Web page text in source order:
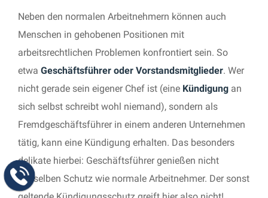
Neben den normalen Arbeitnehmern können auch
Menschen in gehobenen Positionen mit
arbeitsrechtlichen Problemen konfrontiert sein. So
etwa Geschäftsführer oder Vorstandsmitglieder. Wer
nicht gerade sein eigener Chef ist (eine Kündigung an
sich selbst schreibt wohl niemand), sondern als
Fremdgeschäftsführer in einem anderen Unternehmen
tätig, kann eine Kündigung erhalten. Das besonders
delikate hierbei: Geschäftsführer genießen nicht
denselben Schutz wie normale Arbeitnehmer. Der sonst